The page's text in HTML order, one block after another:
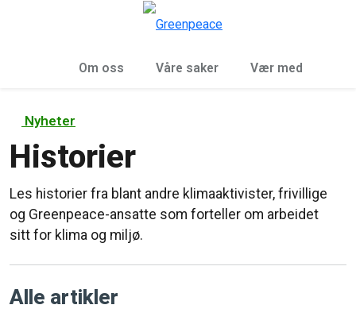
Om oss Våre saker Vær med
Nyheter
Historier
Les historier fra blant andre klimaaktivister, frivillige
og Greenpeace-ansatte som forteller om arbeidet
sitt for klima og miljø.
Alle artikler